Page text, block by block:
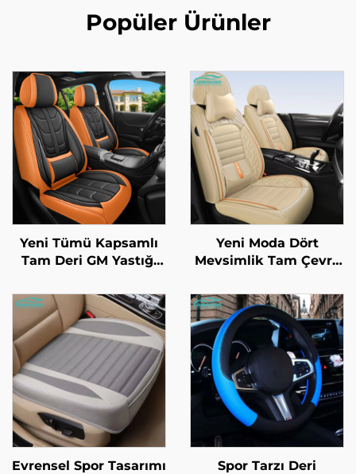
Popüler Ürünler
Yeni Tümü Kapsamlı
Tam Deri GM Yastığı
Koltuk Kılıfları Fabrika
Doğrudan Amazon En
Çok Satan
Yeni Moda Dört
Mevsimlik Tam Çevre
Patlamaya Dayanıklı
İpek Buz Malzemesi
Ön Yüz Deriden
Evrensel Spor Tasarımı
Spor Tarzı Deri